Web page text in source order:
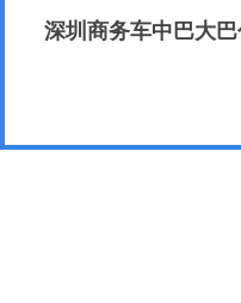
深圳商务车中巴大